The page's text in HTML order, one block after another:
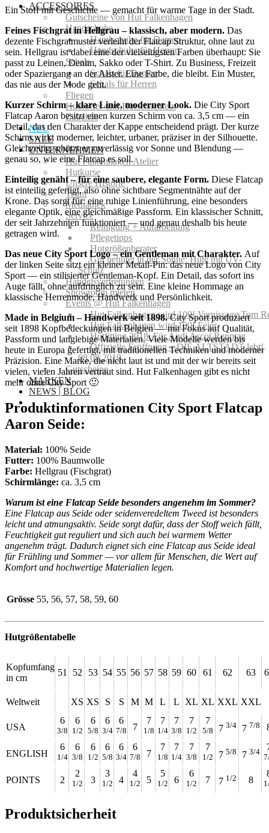
ACCESSOIRES
Gutscheine von Hut Falkenhagen
Handschuhe
Handschuhe für Damen
Handschuhe für Herren
Schals
Schals für Damen
Schals für Herren
Fliegen
Hutkoffer und Hutschachteln
Zubehör
NEU
SALE
UNTERNEHMEN
Hut Falkenhagen Atelier
Hutkurse
Unsere Historie
Team
Mediathek
Service
Reinigung + Aufarbeitung
Pflegetipps
Hutgrößenberater
Gut behütet in der Sonne: Hüte mit UV-
Schutz
Handelsvertretungen
Showroom mieten
Events @ Hut Falkenhagen
Hut Falkenhagen wird 100! Vernissage Tom
Hut Falkenhagen wird 100! Feier
Hutfitting 2018: Für Audi Ascot Renntag
Offizielle Eröffnung – DIE ALTSTADT lebt!
08.08.2019
Gutscheine
MARKEN
NEWS | BLOG
Ein Stoff mit Geschichte — gemacht für warme Tage in der Stadt.
Feines Fischgrat in Hellgrau – klassisch, aber modern. Das
dezente Fischgratmuster verleiht der Flatcap Struktur, ohne laut zu
sein. Hellgrau ist dabei eine der vielseitigsten Farben überhaupt: Sie
passt zu Leinen, Denim, Sakko oder T-Shirt. Zu Business, Freizeit
oder Spaziergang an der Alster. Eine Farbe, die bleibt. Ein Muster,
das nie aus der Mode geht.
Kurzer Schirm – klare Linie, moderner Look. Die City Sport
Flatcap Aaron besitzt einen kurzen Schirm von ca. 3,5 cm — ein
Detail, das den Charakter der Kappe entscheidend prägt. Der kurze
Schirm wirkt moderner, leichter, urbaner, präziser in der Silhouette.
Gleichzeitig schützt er zuverlässig vor Sonne und Blendung —
genau so, wie eine Flatcap es soll.
Einteilig genäht – für eine saubere, elegante Form. Diese Flatcap
ist einteilig gefertigt, also ohne sichtbare Segmentnähte auf der
Krone. Das sorgt für: eine ruhige Linienführung, eine besonders
elegante Optik, eine gleichmäßige Passform. Ein klassischer Schnitt,
der seit Jahrzehnten funktioniert — und genau deshalb bis heute
getragen wird.
Das neue City Sport Logo – ein Gentleman mit Charakter. Auf
der linken Seite sitzt ein kleiner Metall-Pin: das neue Logo von City
Sport — ein stilisierter Gentleman-Kopf. Ein Detail, das sofort ins
Auge fällt, ohne aufdringlich zu sein. Eine kleine Hommage an
klassische Herrenmode, Handwerk und Persönlichkeit.
Made in Belgium – Handwerk seit 1898.City Sport produziert
seit 1898 Kopfbedeckungen in Belgien — mit Fokus auf Qualität,
Passform und langlebige Materialien. Viele Modelle werden bis
heute in Europa gefertigt, mit traditionellen Techniken und moderner
Präzision. Eine Marke, die nicht laut ist und mit der wir bereits seit
vielen, vielen Jahren vertraut sind. Hut Falkenhagen gibt es nicht
mehr ohne City Sport 🙂
Produktinformationen City Sport Flatcap
Aaron Seide:
Material: 100% Seide
Futter: 100% Baumwolle
Farbe: Hellgrau (Fischgrat)
Schirmlänge: ca. 3,5 cm
Warum ist eine Flatcap Seide besonders angenehm im Sommer?
Eine Flatcap aus Seide oder seidenveredeltem Tweed ist besonders
leicht und atmungsaktiv. Seide sorgt dafür, dass der Stoff weich fällt,
Feuchtigkeit gut reguliert und sich auch bei warmem Wetter
angenehm trägt. Dadurch eignet sich eine Flatcap aus Seide ideal
für Frühling und Sommer — vor allem für Menschen, die Wert auf
Komfort und hochwertige Materialien legen.
Grösse 55, 56, 57, 58, 59, 60
Hutgrößentabelle
Kopfumfang
in cm
51 52 53 54 55 56 57 58 59 60 61 62 63
Weltweit XS XS S S M M L L XL XL XXL XXL
USA
6
3/8
6
1/2
6
5/8
6
3/4
6
7/8 7
7
1/8
7
1/4
7
3/8
7
1/2
7
5/8 7 3/4 7 7/8
ENGLISH
6
1/4
6
3/8
6
1/2
6
5/8
6
3/4
6
7/8 7
7
1/8
7
1/4
7
3/8
7
1/2 7 5/8 7 3/4
POINTS 2
2
1/2 3
3
1/2 4
4
1/2 5
5
1/2 6
6
1/2 7 7 1/2 8
Produktsicherheit